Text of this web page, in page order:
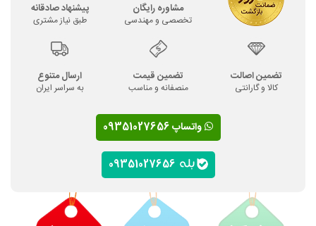
مشاوره رایگان
تخصصی و مهندسی
پیشنهاد صادقانه
طبق نیاز مشتری
تضمین اصالت
کالا و گارانتی
تضمین قیمت
منصفانه و مناسب
ارسال متنوع
به سراسر ایران
واتساپ 09351027656